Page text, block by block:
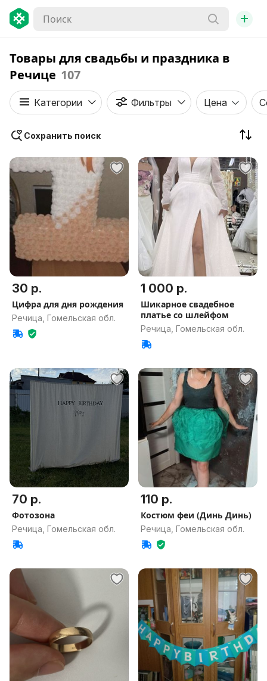
+
Товары для свадьбы и праздника в
Речице 107
Категории Фильтры Цена
Сохранить поиск
30 р.
Цифра для дня рождения
Речица, Гомельская обл.
1 000 р.
Шикарное свадебное
платье со шлейфом
Речица, Гомельская обл.
70 р.
Фотозона
Речица, Гомельская обл.
110 р.
Костюм феи (Динь Динь)
Речица, Гомельская обл.